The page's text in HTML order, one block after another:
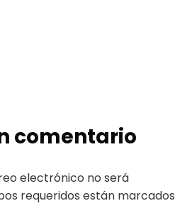
comentario
electrónico no será
requeridos están marcados